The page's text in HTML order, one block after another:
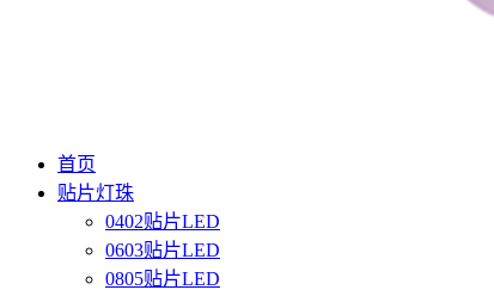
首页
贴片灯珠
0402贴片LED
0603贴片LED
0805贴片LED